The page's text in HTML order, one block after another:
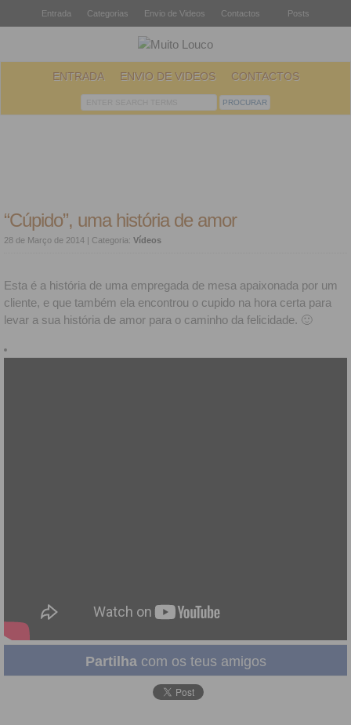
Entrada Categorias Envio de Videos Contactos Posts
ENTRADA ENVIO DE VIDEOS CONTACTOS
“Cúpido”, uma história de amor
28 de Março de 2014 | Categoria: Vídeos
Esta é a história de uma empregada de mesa apaixonada por um
cliente, e que também ela encontrou o cupido na hora certa para
levar a sua história de amor para o caminho da felicidade. 🙂
Partilhacom os teus amigos